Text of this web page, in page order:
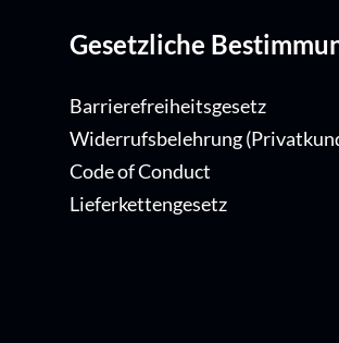
Gesetzliche
Barrierefreiheitsgesetz
Widerrufsbelehrung
Code of Conduct
Lieferkettengesetz